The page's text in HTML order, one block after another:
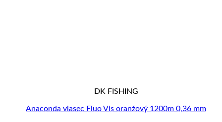
DK FISHING
Anaconda vlasec Fluo Vis oranžový 1200m 0,36 mm